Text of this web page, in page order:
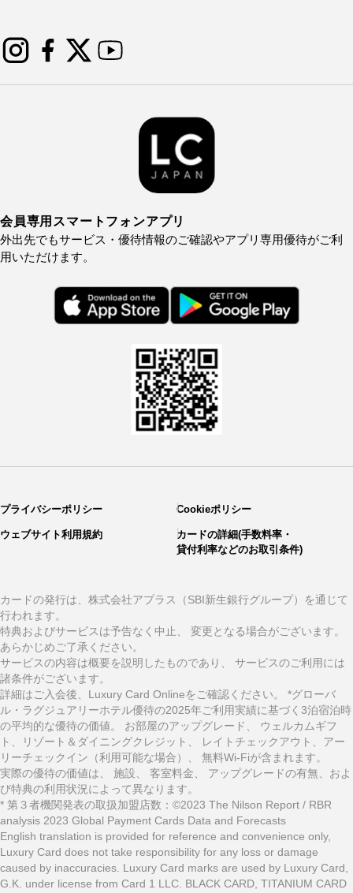
会員専用スマートフォンアプリ
外出先でもサービス・優待情報のご確認やアプリ専用優待がご利
用いただけます。
プライバシーポリシー Cookieポリシー
ウェブサイト利用規約
カードの詳細(手数料率・
貸付利率などのお取引条件)
カードの発行は、株式会社アプラス（SBI新生銀行グループ）を通じて
行われます。
特典およびサービスは予告なく中止、 変更となる場合がございます。
あらかじめご了承ください。
サービスの内容は概要を説明したものであり、 サービスのご利用には
諸条件がございます。
詳細はご入会後、Luxury Card Onlineをご確認ください。 *グローバ
ル・ラグジュアリーホテル優待の2025年ご利用実績に基づく3泊宿泊時
の平均的な優待の価値。 お部屋のアップグレード、 ウェルカムギフ
ト、リゾート＆ダイニングクレジット、 レイトチェックアウト、アー
リーチェックイン（利用可能な場合）、 無料Wi-Fiが含まれます。
実際の優待の価値は、 施設、 客室料金、 アップグレードの有無、およ
び特典の利用状況によって異なります。
* 第３者機関発表の取扱加盟店数：©2023 The Nilson Report / RBR
analysis 2023 Global Payment Cards Data and Forecasts
English translation is provided for reference and convenience only,
Luxury Card does not take responsibility for any loss or damage
caused by inaccuracies. Luxury Card marks are used by Luxury Card,
G.K. under license from Card 1 LLC. BLACK CARD, TITANIUM CARD